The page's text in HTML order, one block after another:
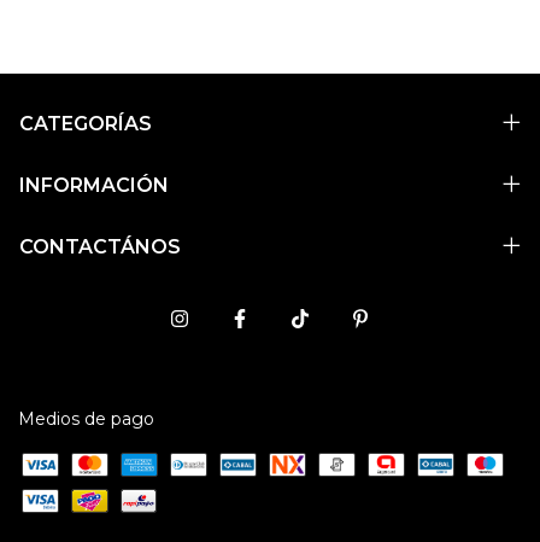
CATEGORÍAS
INFORMACIÓN
CONTACTÁNOS
Medios de pago